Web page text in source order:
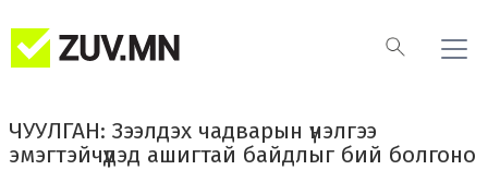
ЧУУЛГАН: Зээлдэх чадварын үнэлгээ
эмэгтэйчүүдэд ашигтай байдлыг бий болгоно